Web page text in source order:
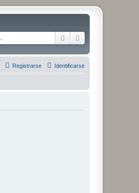
Buscar
Identificarse
Registrarse